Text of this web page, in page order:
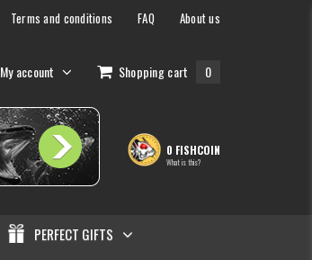
Terms and conditions FAQ About us
My account Shopping cart 0
0 FISHCOIN
What is this?
PERFECT GIFTS